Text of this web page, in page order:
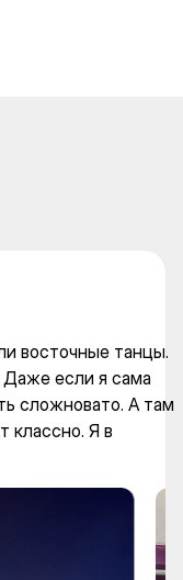
Dance
восточные танцы.
Даже если я сама
сложновато. А там
Я в